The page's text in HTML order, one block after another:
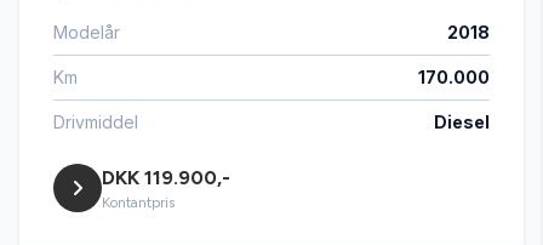
Kørecomputer
LED kørelys
Læderrat
Modelår 2018
Km 170.000
Drivmiddel Diesel
DKK 119.900,-
Kontantpris